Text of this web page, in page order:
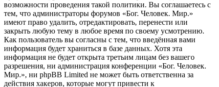
возможности проведения такой политики. Вы соглашаетесь с
тем, что администраторы форумов «Бог. Человек. Мир.»
имеют право удалить, отредактировать, перенести или
закрыть любую тему в любое время по своему усмотрению.
Как пользователь вы согласны с тем, что введённая вами
информация будет храниться в базе данных. Хотя эта
информация не будет открыта третьим лицам без вашего
разрешения, ни администрация конференции «Бог. Человек.
Мир.», ни phpBB Limited не может быть ответственна за
действия хакеров, которые могут привести к